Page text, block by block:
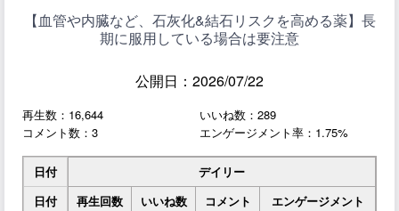
【血管や内臓など、石灰化&結石リスクを高める薬】長
期に服用している場合は要注意
公開日：2026/07/22
再生数：16,644
いいね数：289
コメント数：3
エンゲージメント率：1.75%
日付
デイリー
日付
再生回数 いいね数 コメント
エンゲージメント